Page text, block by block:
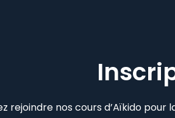
rejoindre nos cours d’Aïkido